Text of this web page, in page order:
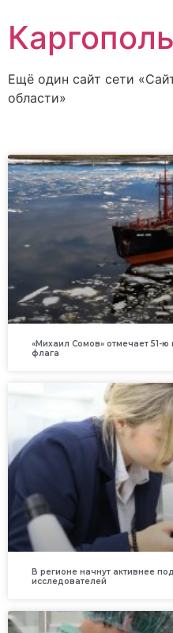
Ещё один сайт сети
области»
«Михаил Сомов» отмечает 51-
флага
В регионе начнут активнее
исследователей